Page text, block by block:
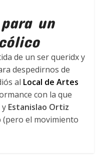
un
de un ser queridx y
despedirnos de
al Local de Artes
con la que
y Estanislao Ortiz
(pero el movimiento